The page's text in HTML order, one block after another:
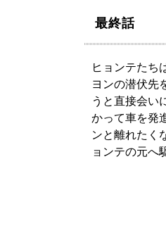
最終話
ヒョンテたち
ヨンの潜伏先
うと直接会い
かって車を発
ンと離れたく
ョンテの元へ